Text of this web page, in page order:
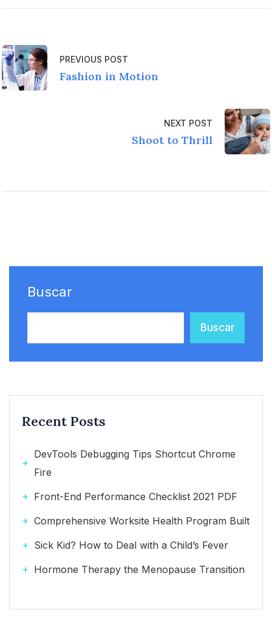
PREVIOUS POST
Fashion in Motion
NEXT POST
Shoot to Thrill
Buscar
Buscar
Recent Posts
DevTools Debugging Tips Shortcut Chrome
Fire
Front-End Performance Checklist 2021 PDF
Comprehensive Worksite Health Program Built
Sick Kid? How to Deal with a Child’s Fever
Hormone Therapy the Menopause Transition